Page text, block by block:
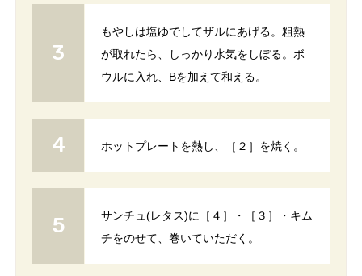
もやしは塩ゆでしてザルにあげる。粗熱
が取れたら、しっかり水気をしぼる。ボ
ウルに入れ、Bを加えて和える。
ホットプレートを熱し、［２］を焼く。
サンチュ(レタス)に［４］・［３］・キム
チをのせて、巻いていただく。